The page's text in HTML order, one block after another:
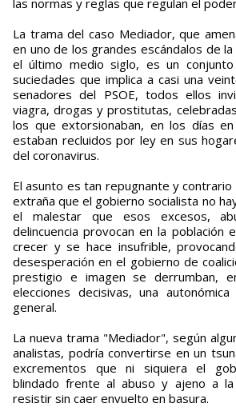
las normas y reglas que regulan el
La trama del caso Mediador, que
en uno de los grandes escándalos de
el último medio siglo, es un
suciedades que implica a casi una
senadores del PSOE, todos ellos
viagra, drogas y prostitutas,
los que extorsionaban, en los días
estaban recluidos por ley en sus
del coronavirus.
El asunto es tan repugnante y contrario
extraña que el gobierno socialista no
el malestar que esos excesos,
delincuencia provocan en la población
crecer y se hace insufrible,
desesperación en el gobierno de
prestigio e imagen se derrumban,
elecciones decisivas, una
general.
La nueva trama "Mediador", según
analistas, podría convertirse en un
excrementos que ni siquiera el
blindado frente al abuso y ajeno a la
resistir sin caer envuelto en basura.